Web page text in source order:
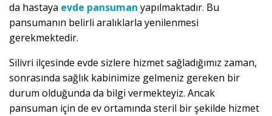
da hastaya evde pansuman yapılmaktadır. Bu
pansumanın belirli aralıklarla yenilenmesi
gerekmektedir.
Silivri ilçesinde evde sizlere hizmet sağladığımız zaman,
sonrasında sağlık kabinimize gelmeniz gereken bir
durum olduğunda da bilgi vermekteyiz. Ancak
pansuman için de ev ortamında steril bir şekilde hizmet